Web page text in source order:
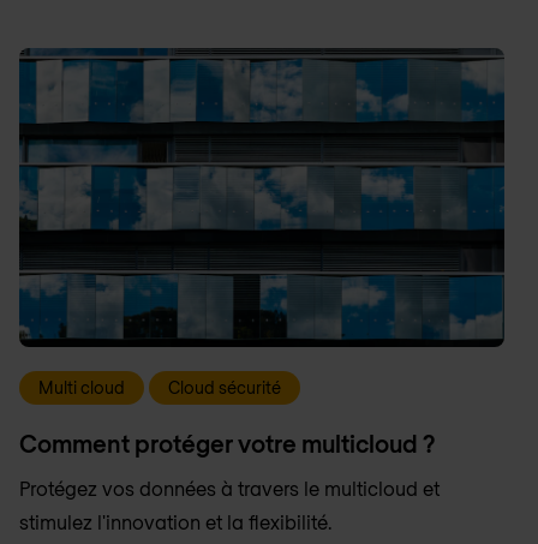
Multi cloud Cloud sécurité
Comment protéger votre multicloud ?
Protégez vos données à travers le multicloud et
stimulez l'innovation et la flexibilité.